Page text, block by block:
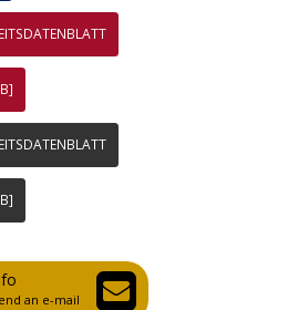
an e-mail